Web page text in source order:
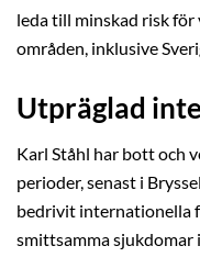
leda till minskad risk
områden, inklusive
Utpräglad
Karl Ståhl har bott och
perioder, senast i
bedrivit internationella
smittsamma sjukdomar